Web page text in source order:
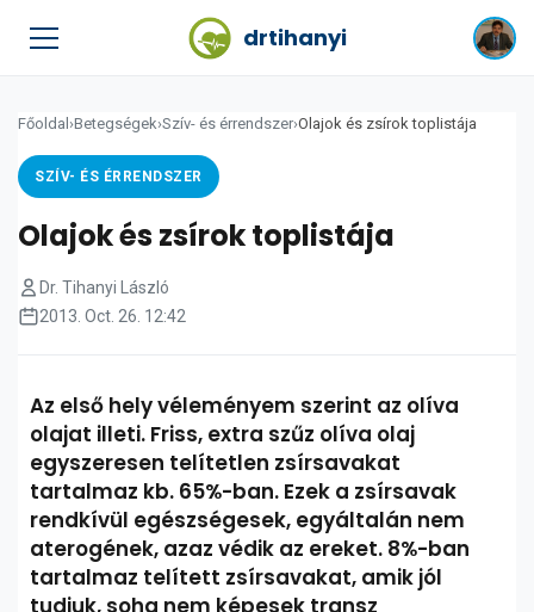
drtihanyi
Főoldal ›Betegségek›Szív- és érrendszer›Olajok és zsírok toplistája
SZÍV- ÉS ÉRRENDSZER
Olajok és zsírok toplistája
Dr. Tihanyi László
2013. Oct. 26. 12:42
Az első hely véleményem szerint az olíva
olajat illeti. Friss, extra szűz olíva olaj
egyszeresen telítetlen zsírsavakat
tartalmaz kb. 65%-ban. Ezek a zsírsavak
rendkívül egészségesek, egyáltalán nem
aterogének, azaz védik az ereket. 8%-ban
tartalmaz telített zsírsavakat, amik jól
tudjuk, soha nem képesek transz